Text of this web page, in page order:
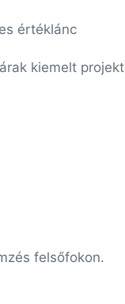
értéklánc
kiemelt projekt
felsőfokon.